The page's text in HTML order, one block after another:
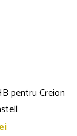
pentru Creion